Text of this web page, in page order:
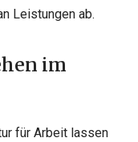
Leistungen ab.
im
für Arbeit lassen